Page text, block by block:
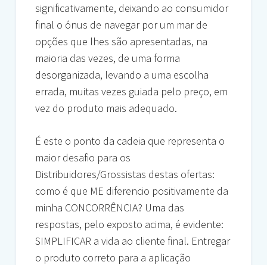
significativamente, deixando ao consumidor
final o ónus de navegar por um mar de
opções que lhes são apresentadas, na
maioria das vezes, de uma forma
desorganizada, levando a uma escolha
errada, muitas vezes guiada pelo preço, em
vez do produto mais adequado.
É este o ponto da cadeia que representa o
maior desafio para os
Distribuidores/Grossistas destas ofertas:
como é que ME diferencio positivamente da
minha CONCORRÊNCIA? Uma das
respostas, pelo exposto acima, é evidente:
SIMPLIFICAR a vida ao cliente final. Entregar
o produto correto para a aplicação